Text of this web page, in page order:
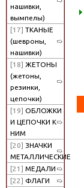
нашивки,
вымпелы)
[17] ТКАНЫЕ
(шевроны,
нашивки)
[18] ЖЕТОНЫ
(жетоны,
резинки,
цепочки)
[19] ОБЛОЖКИ
И ЦЕПОЧКИ К
НИМ
[20] ЗНАЧКИ
МЕТАЛЛИЧЕСКИЕ
[21] МЕДАЛИ
[22] ФЛАГИ